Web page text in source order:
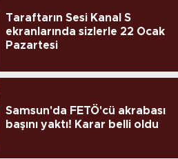
Taraftarın Sesi Kanal S
ekranlarında sizlerle 22 Ocak
Pazartesi
Samsun'da FETÖ'cü akrabası
başını yaktı! Karar belli oldu